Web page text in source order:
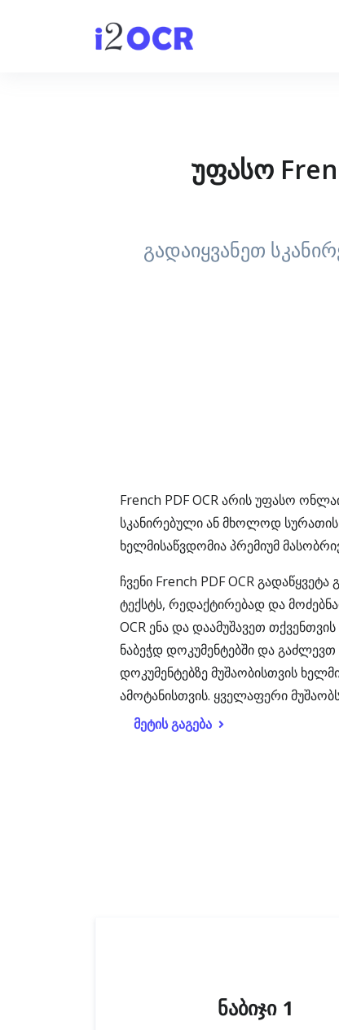
უფასო
გადაიყვანეთ
French PDF OCR არის უფასო
სკანირებული ან მხოლოდ
ხელმისაწვდომია პრემიუმ
ჩვენი French PDF OCR
ტექსტს, რედაქტირებად და
OCR ენა და დაამუშავეთ
ნაბეჭდ დოკუმენტებში და
დოკუმენტებზე მუშაობისთვის
ამოტანისთვის. ყველაფერი
მეტის გაგება
ნაბიჯი 1